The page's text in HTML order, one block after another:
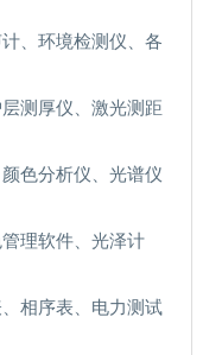
、环境检测仪、各
测厚仪、激光测距
色分析仪、光谱仪
理软件、光泽计
相序表、电力测试